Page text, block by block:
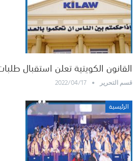
القانون الكويتية تعلن استقبال
قسم التحرير 2022/04/17
الرئيسية